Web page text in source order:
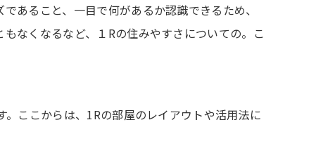
あること、一目で何があるか認識できるため、
なくなるなど、１Rの住みやすさについての。こ
ここからは、1Rの部屋のレイアウトや活用法に